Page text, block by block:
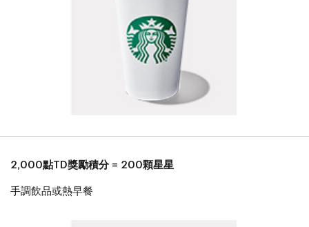
2,000點TD獎勵積分 = 200顆星星
手調飲品或熱早餐